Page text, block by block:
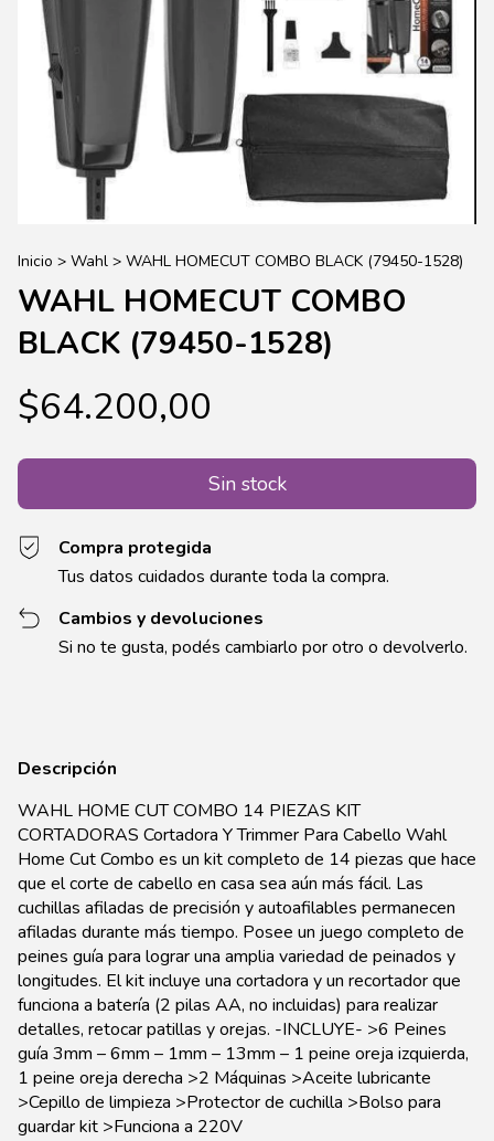
Inicio > Wahl > WAHL HOMECUT COMBO BLACK (79450-1528)
WAHL HOMECUT COMBO
BLACK (79450-1528)
$64.200,00
Compra protegida
Tus datos cuidados durante toda la compra.
Cambios y devoluciones
Si no te gusta, podés cambiarlo por otro o devolverlo.
Descripción
WAHL HOME CUT COMBO 14 PIEZAS KIT
CORTADORAS Cortadora Y Trimmer Para Cabello Wahl
Home Cut Combo es un kit completo de 14 piezas que hace
que el corte de cabello en casa sea aún más fácil. Las
cuchillas afiladas de precisión y autoafilables permanecen
afiladas durante más tiempo. Posee un juego completo de
peines guía para lograr una amplia variedad de peinados y
longitudes. El kit incluye una cortadora y un recortador que
funciona a batería (2 pilas AA, no incluidas) para realizar
detalles, retocar patillas y orejas. -INCLUYE- >6 Peines
guía 3mm – 6mm – 1mm – 13mm – 1 peine oreja izquierda,
1 peine oreja derecha >2 Máquinas >Aceite lubricante
>Cepillo de limpieza >Protector de cuchilla >Bolso para
guardar kit >Funciona a 220V